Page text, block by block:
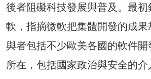
後者阻礙科技發展與普及。最
軟，指摘微軟把集體開發的成
與者包括不少歐美各國的軟件開
所在，包括國家政治與安全的